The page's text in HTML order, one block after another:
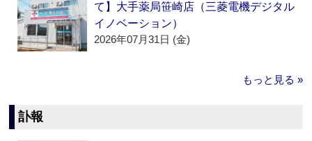
て】大手薬局笹崎店（三菱電機デジタル
イノベーション）
2026年07月31日 (金)
もっと見る »
訃報